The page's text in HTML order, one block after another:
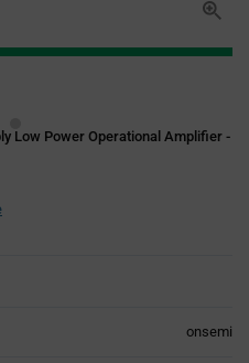
Low Power Operational Amplifier -
onsemi